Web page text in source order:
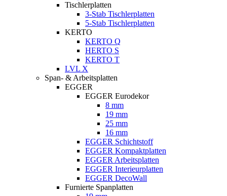
Tischlerplatten
3-Stab Tischlerplatten
5-Stab Tischlerplatten
KERTO
KERTO Q
HERTO S
KERTO T
LVL X
Span- & Arbeitsplatten
EGGER
EGGER Eurodekor
8 mm
19 mm
25 mm
16 mm
EGGER Schichtstoff
EGGER Kompaktplatten
EGGER Arbeitsplatten
EGGER Interieurplatten
EGGER DecoWall
Furnierte Spanplatten